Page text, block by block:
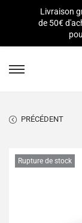
PRÉCÉDENT
Rupture de stock
Livraison
de 50€